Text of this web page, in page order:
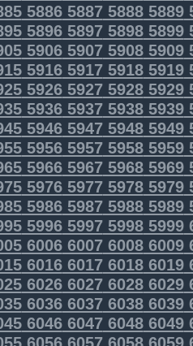
5886588758885889
5896589758985899
5906590759085909
5916591759185919
5926592759285929
5936593759385939
5946594759485949
5956595759585959
5966596759685969
5976597759785979
5986598759885989
5996599759985999
6006600760086009
6016601760186019
6026602760286029
6036603760386039
6046604760486049